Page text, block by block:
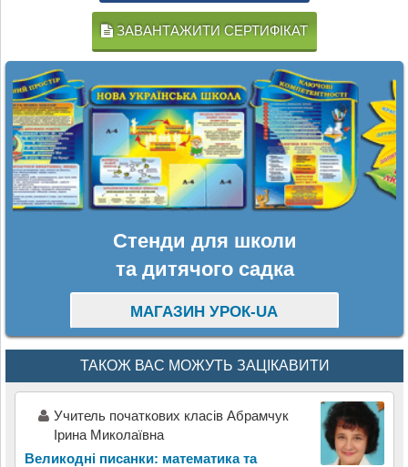
ЗАВАНТАЖИТИ СЕРТИФІКАТ
Стенди для школи
та дитячого садка
МАГАЗИН УРОК-UA
ТАКОЖ ВАС МОЖУТЬ ЗАЦІКАВИТИ
Учитель початкових класів Абрамчук
Ірина Миколаївна
Великодні писанки: математика та